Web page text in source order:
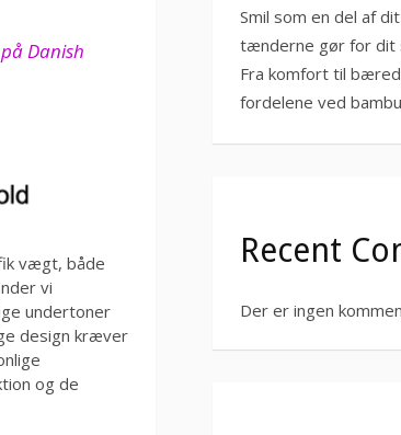
Danish
vægt, både
vi
undertoner
design kræver
og de
Smil som en del af
tænderne gør for dit
Fra komfort til
fordelene ved
Recent
Der er ingen